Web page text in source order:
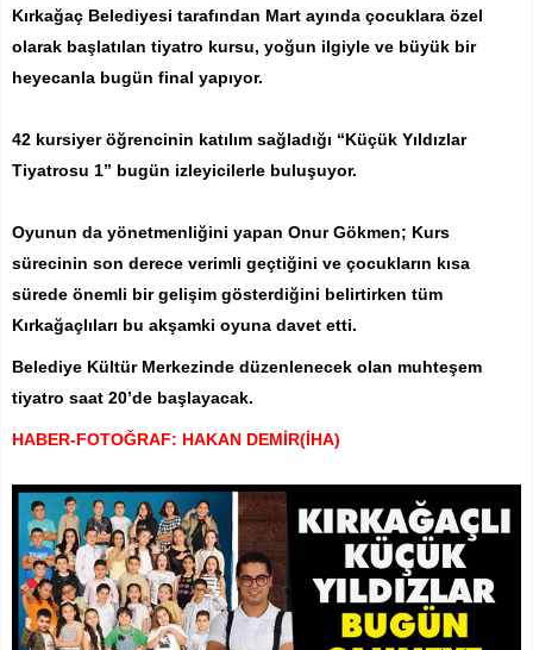
Kırkağaç Belediyesi tarafından Mart ayında çocuklara özel
olarak başlatılan tiyatro kursu, yoğun ilgiyle ve büyük bir
heyecanla bugün final yapıyor.
42 kursiyer öğrencinin katılım sağladığı “Küçük Yıldızlar
Tiyatrosu 1” bugün izleyicilerle buluşuyor.
Oyunun da yönetmenliğini yapan Onur Gökmen; Kurs
sürecinin son derece verimli geçtiğini ve çocukların kısa
sürede önemli bir gelişim gösterdiğini belirtirken tüm
Kırkağaçlıları bu akşamki oyuna davet etti.
Belediye Kültür Merkezinde düzenlenecek olan muhteşem
tiyatro saat 20’de başlayacak.
HABER-FOTOĞRAF: HAKAN DEMİR(İHA)